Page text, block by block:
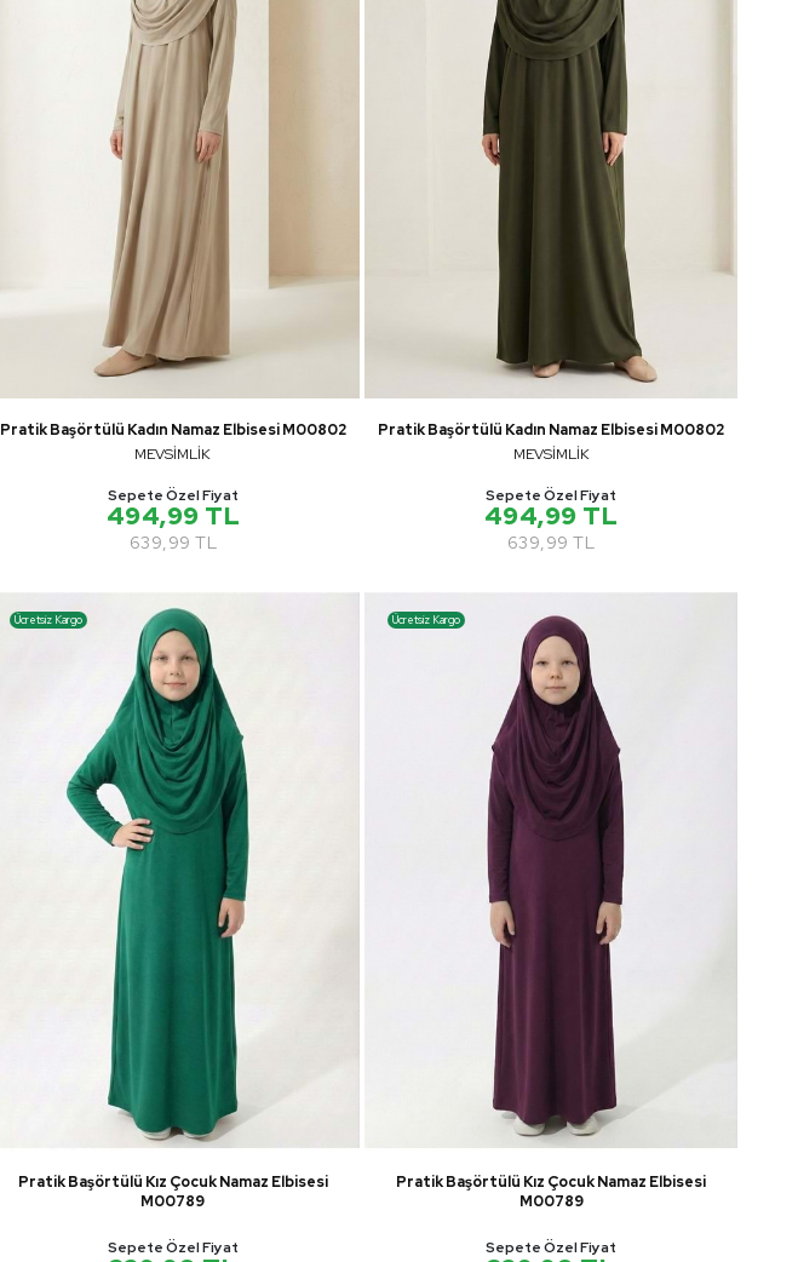
Pratik Başörtülü Kadın Namaz Elbisesi M00802
MEVSİMLİK
Sepete Özel Fiyat
494,99 TL
639,99 TL
Pratik Başörtülü Kadın Namaz Elbisesi M00802
MEVSİMLİK
Sepete Özel Fiyat
494,99 TL
639,99 TL
Ücretsiz Kargo
Pratik Başörtülü Kız Çocuk Namaz Elbisesi
M00789
Sepete Özel Fiyat
Ücretsiz Kargo
Pratik Başörtülü Kız Çocuk Namaz Elbisesi
M00789
Sepete Özel Fiyat